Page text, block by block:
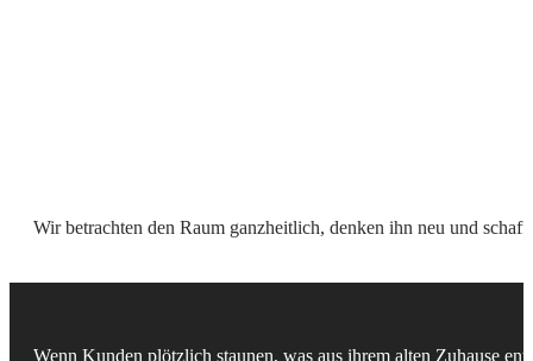
Wir betrachten den Raum ganzheitlich, denken ihn neu und
Wenn Kunden plötzlich staunen, was aus ihrem alten Zuhause